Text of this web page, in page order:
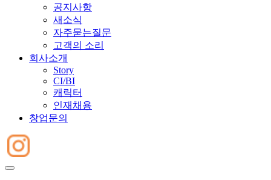
공지사항
새소식
자주묻는질문
고객의 소리
회사소개
Story
CI/BI
캐릭터
인재채용
창업문의